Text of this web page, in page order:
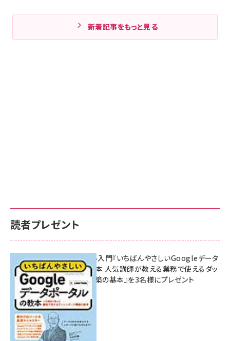
新着記事をもっと見る
読者プレゼント
無料BIツール入門『いちばんやさしいGoogleデータ
ポータルの教本 人気講師が教える業務で使えるダッ
シュボード構築の基本』を3名様にプレゼント
7月31日 10:00